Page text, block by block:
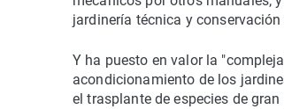
jardinería técnica y
Y ha puesto en valor la
acondicionamiento de los
el trasplante de especies de